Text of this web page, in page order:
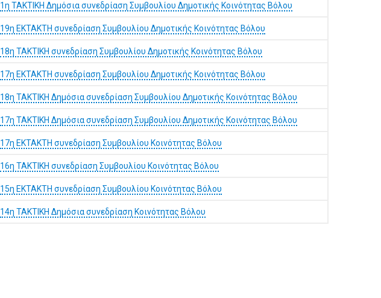
1η ΤΑΚΤΙΚΗ Δημόσια συνεδρίαση Συμβουλίου Δημοτικής Κοινότητας Βόλου
19η ΕΚΤΑΚΤΗ συνεδρίαση Συμβουλίου Δημοτικής Κοινότητας Βόλου
18η ΤΑΚΤΙΚΗ συνεδρίαση Συμβουλίου Δημοτικής Κοινότητας Βόλου
17η ΕΚΤΑΚΤΗ συνεδρίαση Συμβουλίου Δημοτικής Κοινότητας Βόλου
18η ΤΑΚΤΙΚΗ Δημόσια συνεδρίαση Συμβουλίου Δημοτικής Κοινότητας Βόλου
17η ΤΑΚΤΙΚΗ Δημόσια συνεδρίαση Συμβουλίου Δημοτικής Κοινότητας Βόλου
17η ΕΚΤΑΚΤΗ συνεδρίαση Συμβουλίου Κοινότητας Βόλου
16η ΤΑΚΤΙΚΗ συνεδρίαση Συμβουλίου Κοινότητας Βόλου
15η ΕΚΤΑΚΤΗ συνεδρίαση Συμβουλίου Κοινότητας Βόλου
14η ΤΑΚΤΙΚΗ Δημόσια συνεδρίαση Κοινότητας Βόλου